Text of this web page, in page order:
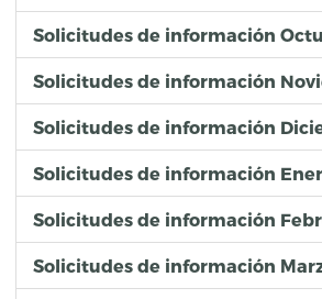
Solicitudes de información
Solicitudes de información
Solicitudes de información
Solicitudes de información
Solicitudes de información
Solicitudes de información